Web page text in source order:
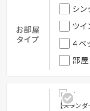
お部屋
タイプ
シン
ツイ
４ベ
部
【スタン